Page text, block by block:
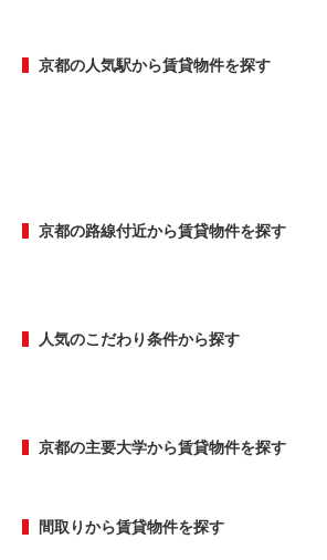
京都の人気駅から賃貸物件を探す
京都の路線付近から賃貸物件を探す
人気のこだわり条件から探す
京都の主要大学から賃貸物件を探す
間取りから賃貸物件を探す